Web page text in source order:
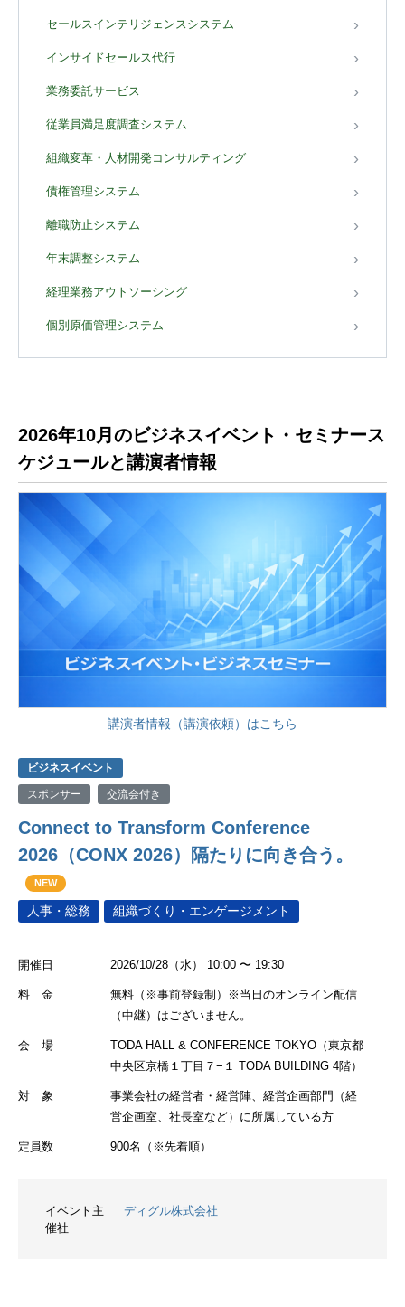
セールスインテリジェンスシステム
インサイドセールス代行
業務委託サービス
従業員満足度調査システム
組織変革・人材開発コンサルティング
債権管理システム
離職防止システム
年末調整システム
経理業務アウトソーシング
個別原価管理システム
2026年10月のビジネスイベント・セミナース
ケジュールと講演者情報
講演者情報（講演依頼）はこちら
ビジネスイベント
スポンサー 交流会付き
Connect to Transform Conference
2026（CONX 2026）隔たりに向き合う。
NEW
人事・総務 組織づくり・エンゲージメント
開催日 2026/10/28（水） 10:00 〜 19:30
料 金
無料（※事前登録制）※当日のオンライン配信
（中継）はございません。
会 場
TODA HALL & CONFERENCE TOKYO（東京都
中央区京橋１丁目７−１ TODA BUILDING 4階）
対 象
事業会社の経営者・経営陣、経営企画部門（経
営企画室、社長室など）に所属している方
定員数 900名（※先着順）
イベント主
催社
ディグル株式会社